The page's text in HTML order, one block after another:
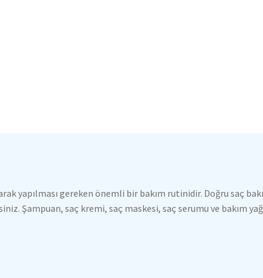
yapılması gereken önemli bir bakım rutinidir. Doğru saç
Şampuan, saç kremi, saç maskesi, saç serumu ve bakım